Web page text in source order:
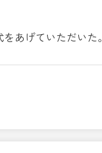
あげていただいた。